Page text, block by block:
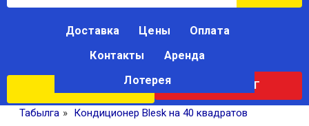
КАТАЛОГ
Доставка Цены
Оплата
Контакты
Аренда
Лотерея
Табылга » Кондиционер Blesk на 40 квадратов